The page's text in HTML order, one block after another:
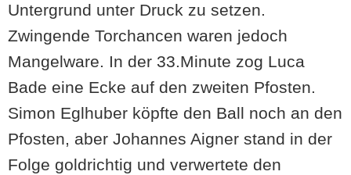
Untergrund unter Druck zu setzen.
Zwingende Torchancen waren jedoch
Mangelware. In der 33.Minute zog Luca
Bade eine Ecke auf den zweiten Pfosten.
Simon Eglhuber köpfte den Ball noch an den
Pfosten, aber Johannes Aigner stand in der
Folge goldrichtig und verwertete den